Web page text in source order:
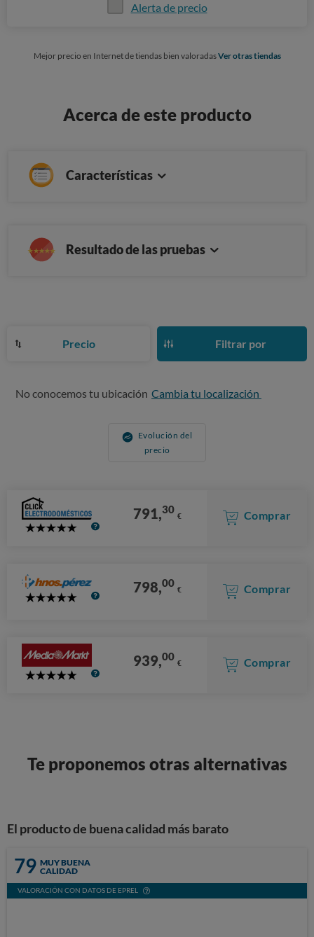
Alerta de precio
Mejor precio en Internet de tiendas bien valoradasVer otras tiendas
Acerca de este producto
Características
Resultado de las pruebas
Precio Filtrar por
No conocemos tu ubicación Cambia tu localización
Evolución del
precio
5
791,30 € Comprar
5
798,00 € Comprar
5
939,00 € Comprar
Te proponemos otras alternativas
El producto de buena calidad más barato
79 MUY BUENA
CALIDAD
VALORACIÓN CON DATOS DE EPREL